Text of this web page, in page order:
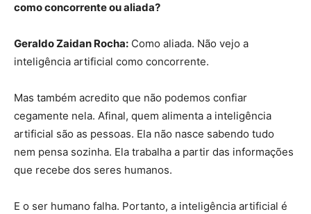
como concorrente ou aliada?
Geraldo Zaidan Rocha: Como aliada. Não vejo a
inteligência artificial como concorrente.
Mas também acredito que não podemos confiar
cegamente nela. Afinal, quem alimenta a inteligência
artificial são as pessoas. Ela não nasce sabendo tudo
nem pensa sozinha. Ela trabalha a partir das informações
que recebe dos seres humanos.
E o ser humano falha. Portanto, a inteligência artificial é